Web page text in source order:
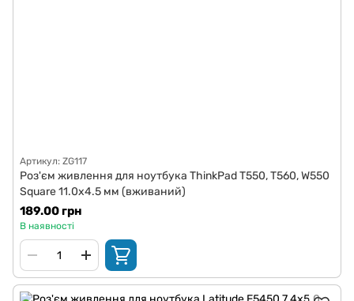
Артикул: ZG117
Роз'єм живлення для ноутбука ThinkPad T550, T560, W550
Square 11.0x4.5 мм (вживаний)
189.00 грн
В наявності